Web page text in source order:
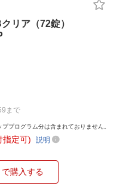
リア（72錠）
まで
プログラム分は含まれておりません。
指定可) 説明
購入する